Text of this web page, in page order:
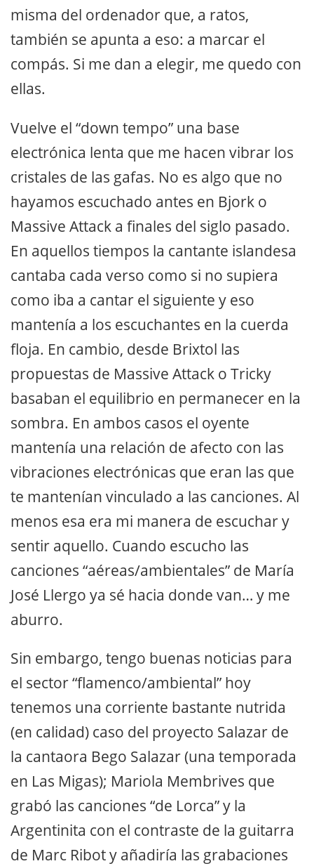
misma del ordenador que, a ratos,
también se apunta a eso: a marcar el
compás. Si me dan a elegir, me quedo con
ellas.
Vuelve el “down tempo” una base
electrónica lenta que me hacen vibrar los
cristales de las gafas. No es algo que no
hayamos escuchado antes en Bjork o
Massive Attack a finales del siglo pasado.
En aquellos tiempos la cantante islandesa
cantaba cada verso como si no supiera
como iba a cantar el siguiente y eso
mantenía a los escuchantes en la cuerda
floja. En cambio, desde Brixtol las
propuestas de Massive Attack o Tricky
basaban el equilibrio en permanecer en la
sombra. En ambos casos el oyente
mantenía una relación de afecto con las
vibraciones electrónicas que eran las que
te mantenían vinculado a las canciones. Al
menos esa era mi manera de escuchar y
sentir aquello. Cuando escucho las
canciones “aéreas/ambientales” de María
José Llergo ya sé hacia donde van… y me
aburro.
Sin embargo, tengo buenas noticias para
el sector “flamenco/ambiental” hoy
tenemos una corriente bastante nutrida
(en calidad) caso del proyecto Salazar de
la cantaora Bego Salazar (una temporada
en Las Migas); Mariola Membrives que
grabó las canciones “de Lorca” y la
Argentinita con el contraste de la guitarra
de Marc Ribot y añadiría las grabaciones